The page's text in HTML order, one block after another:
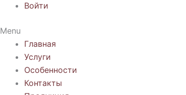
Войти
Menu
Главная
Услуги
Особенности
Контакты